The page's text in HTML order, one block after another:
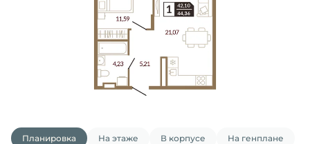
Планировка На этаже В корпусе На генплане